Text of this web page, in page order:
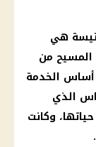
هي
المسيح من
الخدمة
الذي
وكانت